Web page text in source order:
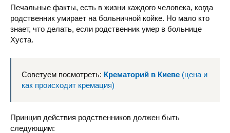
Печальные факты, есть в жизни каждого человека, когда
родственник умирает на больничной койке. Но мало кто
знает, что делать, если родственник умер в больнице
Хуста.
Советуем посмотреть: Крематорий в Киеве (цена и
как происходит кремация)
Принцип действия родственников должен быть
следующим: